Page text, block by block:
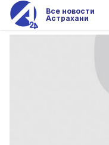
Все новости
Астрахани